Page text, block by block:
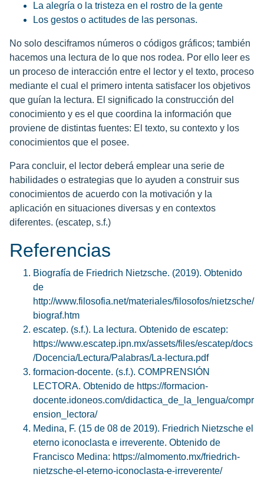
La alegría o la tristeza en el rostro de la gente
Los gestos o actitudes de las personas.
No solo desciframos números o códigos gráficos; también
hacemos una lectura de lo que nos rodea. Por ello leer es
un proceso de interacción entre el lector y el texto, proceso
mediante el cual el primero intenta satisfacer los objetivos
que guían la lectura. El significado la construcción del
conocimiento y es el que coordina la información que
proviene de distintas fuentes: El texto, su contexto y los
conocimientos que el posee.
Para concluir, el lector deberá emplear una serie de
habilidades o estrategias que lo ayuden a construir sus
conocimientos de acuerdo con la motivación y la
aplicación en situaciones diversas y en contextos
diferentes. (escatep, s.f.)
Referencias
Biografía de Friedrich Nietzsche. (2019). Obtenido
de
http://www.filosofia.net/materiales/filosofos/nietzsche/
biograf.htm
escatep. (s.f.). La lectura. Obtenido de escatep:
https://www.escatep.ipn.mx/assets/files/escatep/docs
/Docencia/Lectura/Palabras/La-lectura.pdf
formacion-docente. (s.f.). COMPRENSIÓN
LECTORA. Obtenido de https://formacion-
docente.idoneos.com/didactica_de_la_lengua/compr
ension_lectora/
Medina, F. (15 de 08 de 2019). Friedrich Nietzsche el
eterno iconoclasta e irreverente. Obtenido de
Francisco Medina: https://almomento.mx/friedrich-
nietzsche-el-eterno-iconoclasta-e-irreverente/